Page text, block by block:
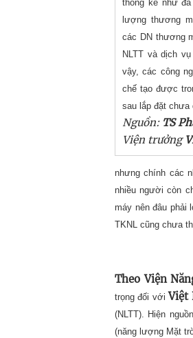
thống kê như
lượng thương
các DN thương
NLTT và dịch
vậy, các công
chế tạo được
sau lắp đặt chưa
Nguồn: TS
Viện trưởng
nhưng chính các
nhiều người còn
máy nên đâu phải
TKNL cũng chưa
Theo Viện
trọng đối với Việt
(NLTT). Hiện
(năng lượng Mặt